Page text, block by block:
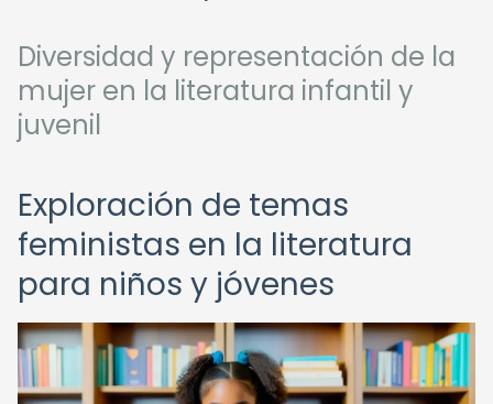
Diversidad y representación de la
mujer en la literatura infantil y
juvenil
Exploración de temas
feministas en la literatura
para niños y jóvenes